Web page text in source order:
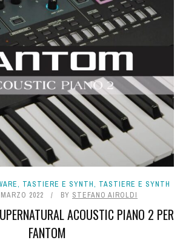
, TASTIERE E SYNTH, TASTIERE E SYNTH
2022 BY STEFANO AIROLDI
ACOUSTIC PIANO 2 PER
FANTOM